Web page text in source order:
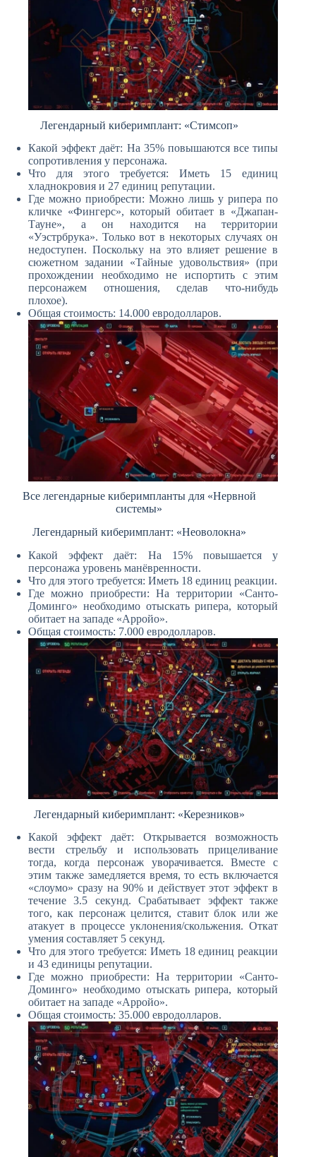
Легендарный киберимплант: «Стимсоп»
Какой эффект даёт: На 35% повышаются все типы
сопротивления у персонажа.
Что для этого требуется: Иметь 15 единиц
хладнокровия и 27 единиц репутации.
Где можно приобрести: Можно лишь у рипера по
кличке «Фингерс», который обитает в «Джапан-
Тауне», а он находится на территории
«Уэстрбрука». Только вот в некоторых случаях он
недоступен. Поскольку на это влияет решение в
сюжетном задании «Тайные удовольствия» (при
прохождении необходимо не испортить с этим
персонажем отношения, сделав что-нибудь
плохое).
Общая стоимость: 14.000 евродолларов.
Все легендарные киберимпланты для «Нервной
системы»
Легендарный киберимплант: «Неоволокна»
Какой эффект даёт: На 15% повышается у
персонажа уровень манёвренности.
Что для этого требуется: Иметь 18 единиц реакции.
Где можно приобрести: На территории «Санто-
Доминго» необходимо отыскать рипера, который
обитает на западе «Арройо».
Общая стоимость: 7.000 евродолларов.
Легендарный киберимплант: «Керезников»
Какой эффект даёт: Открывается возможность
вести стрельбу и использовать прицеливание
тогда, когда персонаж уворачивается. Вместе с
этим также замедляется время, то есть включается
«слоумо» сразу на 90% и действует этот эффект в
течение 3.5 секунд. Срабатывает эффект также
того, как персонаж целится, ставит блок или же
атакует в процессе уклонения/скольжения. Откат
умения составляет 5 секунд.
Что для этого требуется: Иметь 18 единиц реакции
и 43 единицы репутации.
Где можно приобрести: На территории «Санто-
Доминго» необходимо отыскать рипера, который
обитает на западе «Арройо».
Общая стоимость: 35.000 евродолларов.